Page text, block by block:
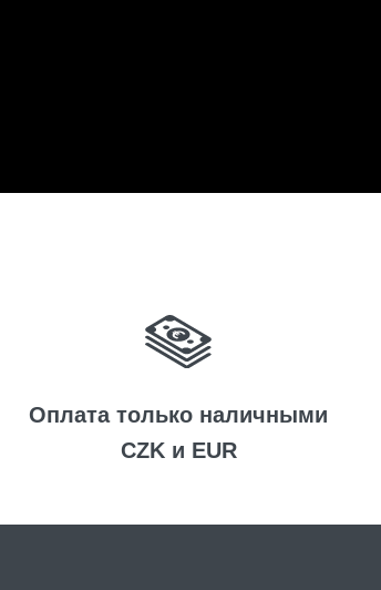
Оплата только наличными
CZK и EUR